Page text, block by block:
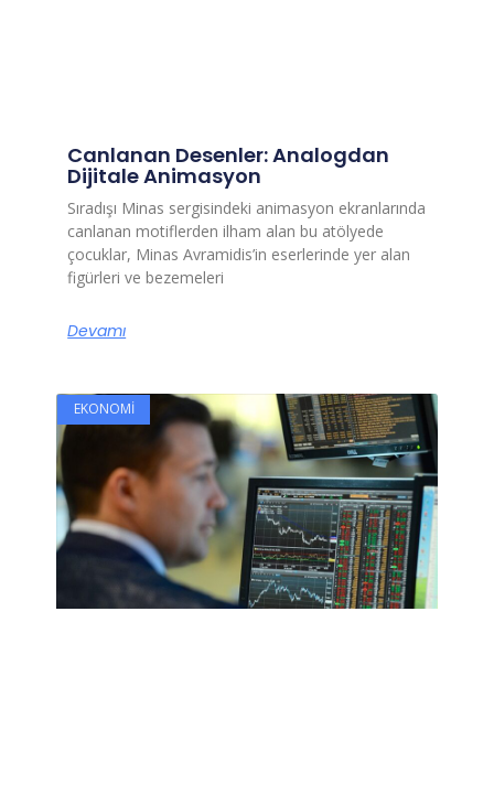
Canlanan Desenler: Analogdan
Dijitale Animasyon
Sıradışı Minas sergisindeki animasyon ekranlarında
canlanan motiflerden ilham alan bu atölyede
çocuklar, Minas Avramidis’in eserlerinde yer alan
figürleri ve bezemeleri
Devamı
EKONOMI